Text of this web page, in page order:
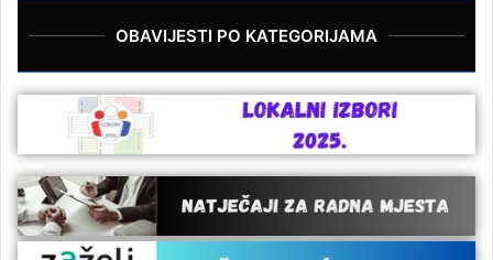
OBAVIJESTI PO KATEGORIJAMA